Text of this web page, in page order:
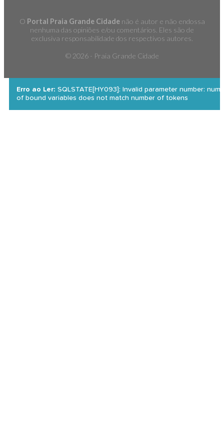
O Portal Praia Grande Cidadenão é autor e não endossa
nenhuma das opiniões e/ou comentários. Eles são de
exclusiva responsabilidade dos respectivos autores.
© 2026 - Praia Grande Cidade
Erro ao Ler: SQLSTATE[HY093]: Invalid parameter number:
of bound variables does not match number of tokens